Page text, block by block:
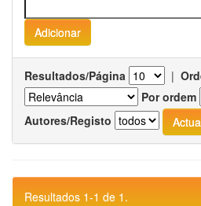
Resultados/Página |
Por ordem
Autores/Registo
Resultados 1-1 de 1.